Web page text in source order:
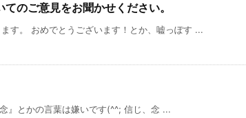
のご意見をお聞かせください。
す。 おめでとうございます！とか、嘘っぽす ...
』とかの言葉は嫌いです(^^; 信じ、念 ...